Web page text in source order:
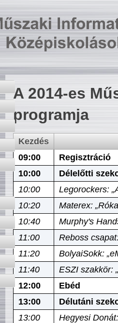
A 2014-es
programja
Kezdés
09:00
Regisztráció
10:00
Délelőtti
10:00
Legorockers:
10:20
Materex:
10:40
Murphy's
11:00
Reboss
11:20
BolyaiSokk:
11:40
ESZI szakkör:
12:00
Ebéd
13:00
Délutáni
13:00
Hegyesi